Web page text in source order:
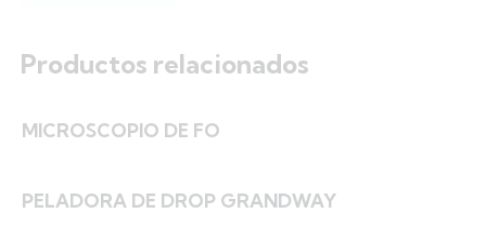
Productos relacionados
MICROSCOPIO DE FO
PELADORA DE DROP GRANDWAY